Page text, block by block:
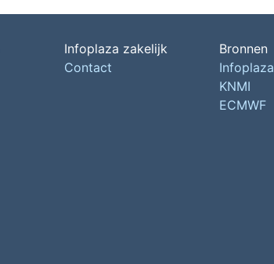
Infoplaza zakelijk
Contact
Bronnen
Infoplaza
KNMI
ECMWF